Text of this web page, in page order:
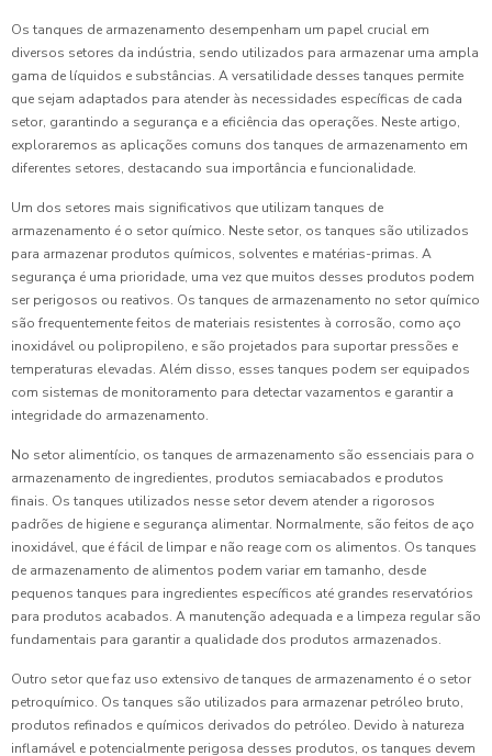
Os tanques de armazenamento desempenham um papel crucial em
diversos setores da indústria, sendo utilizados para armazenar uma ampla
gama de líquidos e substâncias. A versatilidade desses tanques permite
que sejam adaptados para atender às necessidades específicas de cada
setor, garantindo a segurança e a eficiência das operações. Neste artigo,
exploraremos as aplicações comuns dos tanques de armazenamento em
diferentes setores, destacando sua importância e funcionalidade.
Um dos setores mais significativos que utilizam tanques de
armazenamento é o setor químico. Neste setor, os tanques são utilizados
para armazenar produtos químicos, solventes e matérias-primas. A
segurança é uma prioridade, uma vez que muitos desses produtos podem
ser perigosos ou reativos. Os tanques de armazenamento no setor químico
são frequentemente feitos de materiais resistentes à corrosão, como aço
inoxidável ou polipropileno, e são projetados para suportar pressões e
temperaturas elevadas. Além disso, esses tanques podem ser equipados
com sistemas de monitoramento para detectar vazamentos e garantir a
integridade do armazenamento.
No setor alimentício, os tanques de armazenamento são essenciais para o
armazenamento de ingredientes, produtos semiacabados e produtos
finais. Os tanques utilizados nesse setor devem atender a rigorosos
padrões de higiene e segurança alimentar. Normalmente, são feitos de aço
inoxidável, que é fácil de limpar e não reage com os alimentos. Os tanques
de armazenamento de alimentos podem variar em tamanho, desde
pequenos tanques para ingredientes específicos até grandes reservatórios
para produtos acabados. A manutenção adequada e a limpeza regular são
fundamentais para garantir a qualidade dos produtos armazenados.
Outro setor que faz uso extensivo de tanques de armazenamento é o setor
petroquímico. Os tanques são utilizados para armazenar petróleo bruto,
produtos refinados e químicos derivados do petróleo. Devido à natureza
inflamável e potencialmente perigosa desses produtos, os tanques devem